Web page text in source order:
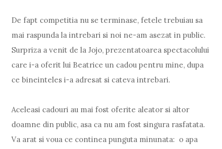
De fapt competitia nu se terminase, fetele trebuiau sa
mai raspunda la intrebari si noi ne-am asezat in public.
Surpriza a venit de la Jojo, prezentatoarea spectacolului
care i-a oferit lui Beatrice un cadou pentru mine, dupa
ce bineinteles i-a adresat si cateva intrebari.
Aceleasi cadouri au mai fost oferite aleator si altor
doamne din public, asa ca nu am fost singura rasfatata.
Va arat si voua ce continea punguta minunata: o apa